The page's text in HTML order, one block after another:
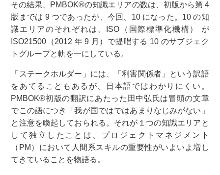
その結果、PMBOK®の知識エリアの数は、初版から第 4
版までは 9 つであったが、今回、10 になった。10 の知
識エリアのそれぞれは、ISO（国際標準化機構） が
ISO21500（2012 年 9 月）で提唱する 10 のサブジェク
トグループと軌を一にしている。
「ステークホルダー」には、「利害関係者」という訳語
をあてることもあるが、日本語ではわかりにくい。
PMBOK®初版の翻訳にあたった田中弘氏は冒頭の文章
でこの語につき「我が国ではではあまりなじみがない」
と注意を喚起しておられる。それが１つの知識エリアと
して独立したことは、プロジェクトマネジメント
（PM）において人間系スキルの重要性がいよいよ増し
てきていることを物語る。